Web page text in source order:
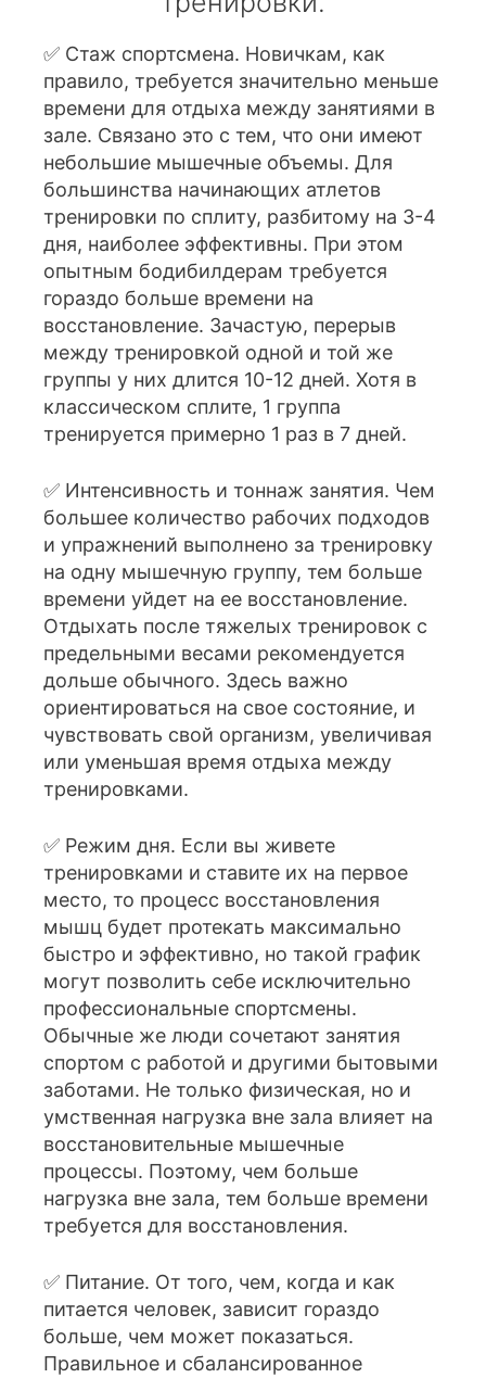
✅ Стаж спортсмена. Новичкам, как
правило, требуется значительно меньше
времени для отдыха между занятиями в
зале. Связано это с тем, что они имеют
небольшие мышечные объемы. Для
большинства начинающих атлетов
тренировки по сплиту, разбитому на 3-4
дня, наиболее эффективны. При этом
опытным бодибилдерам требуется
гораздо больше времени на
восстановление. Зачастую, перерыв
между тренировкой одной и той же
группы у них длится 10-12 дней. Хотя в
классическом сплите, 1 группа
тренируется примерно 1 раз в 7 дней.
✅ Интенсивность и тоннаж занятия. Чем
большее количество рабочих подходов
и упражнений выполнено за тренировку
на одну мышечную группу, тем больше
времени уйдет на ее восстановление.
Отдыхать после тяжелых тренировок с
предельными весами рекомендуется
дольше обычного. Здесь важно
ориентироваться на свое состояние, и
чувствовать свой организм, увеличивая
или уменьшая время отдыха между
тренировками.
✅ Режим дня. Если вы живете
тренировками и ставите их на первое
место, то процесс восстановления
мышц будет протекать максимально
быстро и эффективно, но такой график
могут позволить себе исключительно
профессиональные спортсмены.
Обычные же люди сочетают занятия
спортом с работой и другими бытовыми
заботами. Не только физическая, но и
умственная нагрузка вне зала влияет на
восстановительные мышечные
процессы. Поэтому, чем больше
нагрузка вне зала, тем больше времени
требуется для восстановления.
✅ Питание. От того, чем, когда и как
питается человек, зависит гораздо
больше, чем может показаться.
Правильное и сбалансированное